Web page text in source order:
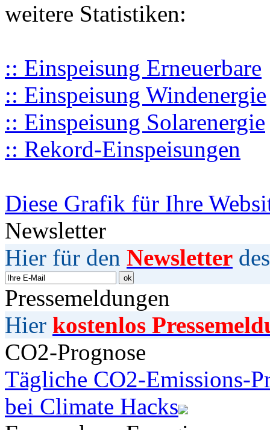
weitere Statistiken:
:: Einspeisung Erneuerbare
:: Einspeisung Windenergie
:: Einspeisung Solarenergie
:: Rekord-Einspeisungen
Diese Grafik für Ihre
Newsletter
Hier für den Newsletter
Pressemeldungen
Hier kostenlos
CO2-Prognose
Tägliche CO2-Emissions-
bei Climate Hacks